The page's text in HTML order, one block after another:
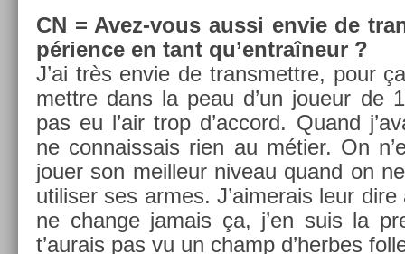
CN = Avez-vous aussi envie de
péri­ence en tant qu’entraîneur ?
J’ai très envie de trans­mettre, pour
mettre dans la peau d’un joueur de
pas eu l’air trop d’ac­cord. Quand
ne con­nais­sais rien au métier. On
jouer son meil­leur niveau quand on
utilis­er ses armes. J’aimerais leur
ne chan­ge jamais ça, j’en suis la
t’aurais pas vu un champ d’her­bes